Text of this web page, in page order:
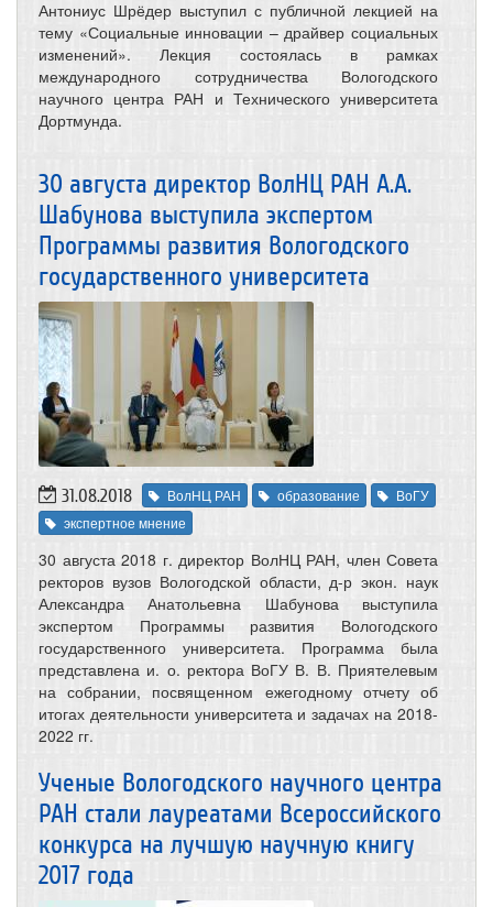
Антониус Шрёдер выступил с публичной лекцией на
тему «Социальные инновации – драйвер социальных
изменений». Лекция состоялась в рамках
международного сотрудничества Вологодского
научного центра РАН и Технического университета
Дортмунда.
30 августа директор ВолНЦ РАН А.А.
Шабунова выступила экспертом
Программы развития Вологодского
государственного университета
31.08.2018 ВолНЦ РАН образование
ВоГУ
экспертное мнение
30 августа 2018 г. директор ВолНЦ РАН, член Совета
ректоров вузов Вологодской области, д-р экон. наук
Александра Анатольевна Шабунова выступила
экспертом Программы развития Вологодского
государственного университета. Программа была
представлена и. о. ректора ВоГУ В. В. Приятелевым
на собрании, посвященном ежегодному отчету об
итогах деятельности университета и задачах на 2018-
2022 гг.
Ученые Вологодского научного центра
РАН стали лауреатами Всероссийского
конкурса на лучшую научную книгу
2017 года